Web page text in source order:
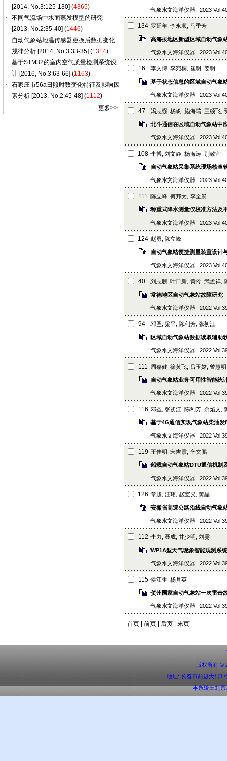
更多>>
气象水文海洋仪器 2023
134 罗延年, 李永顺, 马季芳
高海拔地区新型区域自动气象
气象水文海洋仪器 2023
16 李文博, 李宛桐, 崔明, 姜明
基于状态信息的区域自动气象
气象水文海洋仪器 2023
47 冯志强, 杨帆, 施海瑞, 王硕飞,
北斗通信在区域自动气象站中
气象水文海洋仪器 2023
108 李博, 刘文静, 杨海涛, 别致宜
自动气象站采集系统现场核查
气象水文海洋仪器 2023
111 陈立峰, 何邦太, 李全景
称重式降水测量仪校准方法及
气象水文海洋仪器 2023
124 赵勇, 陈立峰
自动气象站便捷测量装置设计
气象水文海洋仪器 2023
40 刘志鹏, 叶日新, 黄伶, 武孟祥,
常德地区自动气象站故障研究
气象水文海洋仪器 2022
94 邓圣, 梁平, 陈利芳, 张初江
区域自动气象站数据读取辅助
气象水文海洋仪器 2022
111 周嘉健, 徐黄飞, 吕玉嫦, 曾慧
自动气象站业务可用性智能统
气象水文海洋仪器 2022
116 邓圣, 张初江, 陈利芳, 余焰文,
基于4G通信实现气象站柴油
气象水文海洋仪器 2022
119 王佳明, 宋吉霞, 辛文鹏
船载自动气象站DTU通信机制
气象水文海洋仪器 2022
126 章超, 汪玮, 赵宝义, 黄晶
安徽省高速公路沿线自动气象
气象水文海洋仪器 2022
112 李力, 聂成, 甘少明, 刘雯
WP1A型天气现象智能观测系
气象水文海洋仪器 2022
115 侯江生, 杨月英
贺州国家自动气象站一次雷击
气象水文海洋仪器 2022
首页 | 前页 | 后页 末页
版权所有 ©
地址: 长春市前进大街1
本系统由北京